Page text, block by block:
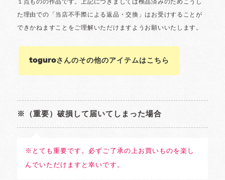
toguroさんのその他のアイテムはこちら
※（重要）破損して届いてしまった場合
※とても重要です。必ずご了承の上お買いものを楽し
んでいただけますと幸いです。